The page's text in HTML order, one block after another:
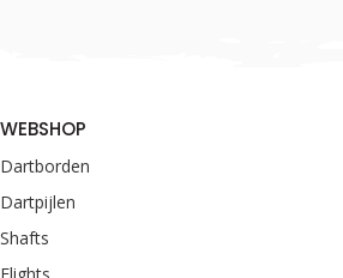
WEBSHOP
Dartborden
Dartpijlen
Shafts